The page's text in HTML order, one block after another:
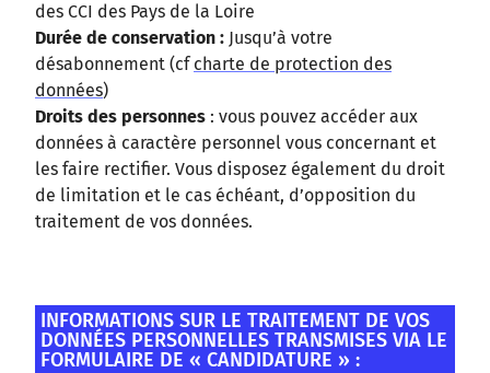
des CCI des Pays de la Loire
Durée de conservation : Jusqu’à votre
désabonnement (cfcharte de protection des
données)
Droits des personnes : vous pouvez accéder aux
données à caractère personnel vous concernant et
les faire rectifier. Vous disposez également du droit
de limitation et le cas échéant, d’opposition du
traitement de vos données.
INFORMATIONS SUR LE TRAITEMENT DE VOS
DONNÉES PERSONNELLES TRANSMISES VIA LE
FORMULAIRE DE « CANDIDATURE » :